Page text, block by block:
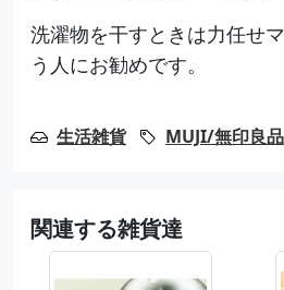
洗濯物を干すときは力任せ
う人にお勧めです。
生活雑貨 MUJI/無印良品
関連する雑貨達